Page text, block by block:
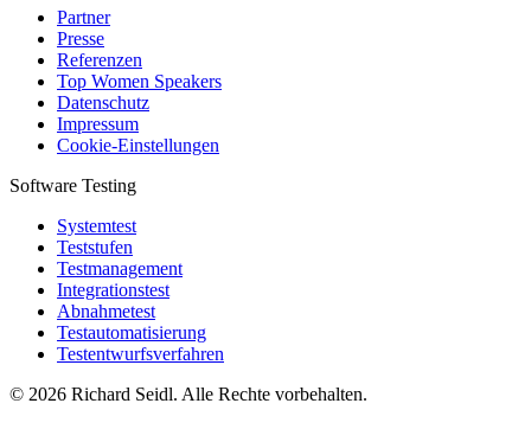
Partner
Presse
Referenzen
Top Women Speakers
Datenschutz
Impressum
Cookie-Einstellungen
Software Testing
Systemtest
Teststufen
Testmanagement
Integrationstest
Abnahmetest
Testautomatisierung
Testentwurfsverfahren
© 2026 Richard Seidl. Alle Rechte vorbehalten.